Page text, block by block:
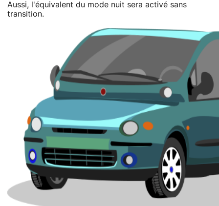
Aussi, l'équivalent du mode nuit sera activé sans
transition.